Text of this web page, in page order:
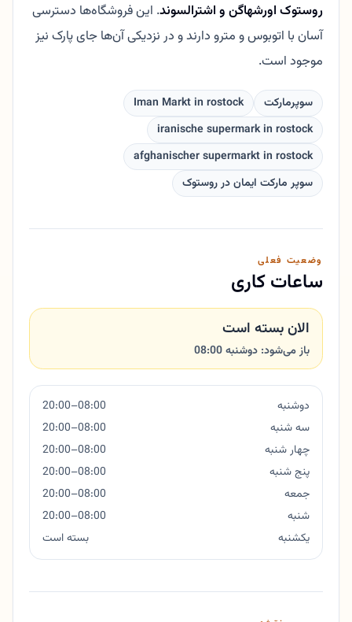
روستوک اورشهاگن و اشترالسوند. این فروشگاه‌ها دسترسی
آسان با اتوبوس و مترو دارند و در نزدیکی آن‌ها جای پارک نیز
موجود است.
سوپرمارکت
Iman Markt in rostock
iranische supermark in rostock
afghanischer supermarkt in rostock
سوپر مارکت ایمان در روستوک
وضعیت فعلی
ساعات کاری
الان بسته است
باز می‌شود: دوشنبه 08:00
دوشنبه
08:00–20:00
سه شنبه
08:00–20:00
چهار شنبه
08:00–20:00
پنج شنبه
08:00–20:00
جمعه
08:00–20:00
شنبه
08:00–20:00
یکشنبه
بسته است